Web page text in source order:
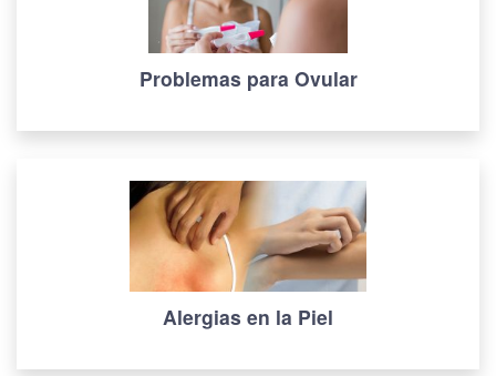
Problemas para Ovular
Alergias en la Piel